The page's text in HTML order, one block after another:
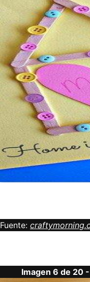
Fuente:
Imagen 6 de 20 -